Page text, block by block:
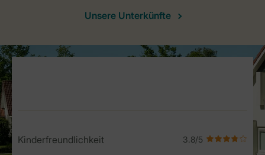
Unsere Unterkünfte
Service Rating from our guests
Kinderfreundlichkeit